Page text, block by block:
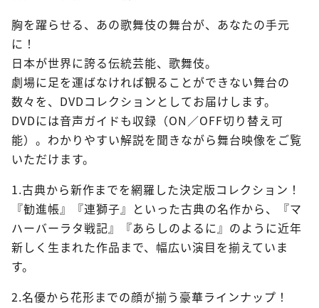
胸を躍らせる、あの歌舞伎の舞台が、あなたの手元
に！
日本が世界に誇る伝統芸能、歌舞伎。
劇場に足を運ばなければ観ることができない舞台の
数々を、DVDコレクションとしてお届けします。
DVDには音声ガイドも収録（ON／OFF切り替え可
能）。わかりやすい解説を聞きながら舞台映像をご覧
いただけます。
1.古典から新作までを網羅した決定版コレクション！
『勧進帳』『連獅子』といった古典の名作から、『マ
ハーバーラタ戦記』『あらしのよるに』のように近年
新しく生まれた作品まで、幅広い演目を揃えていま
す。
2.名優から花形までの顔が揃う豪華ラインナップ！